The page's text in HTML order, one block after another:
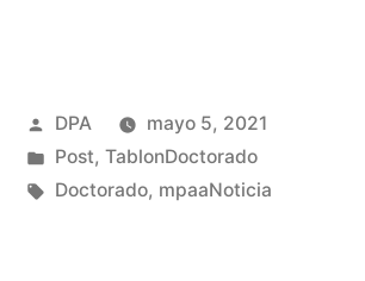
Publicado
por
DPA
mayo 5, 2021
Publicado
en
Post, TablonDoctorado
Etiquetas:
Doctorado, mpaaNoticia